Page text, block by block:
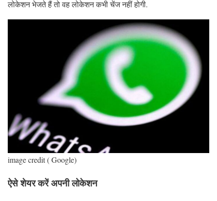
लोकेशन भेजते हैं तो वह लोकेशन कभी चेंज नहीं होगी.
image credit ( Google)
ऐसे शेयर करें अपनी लोकेशन